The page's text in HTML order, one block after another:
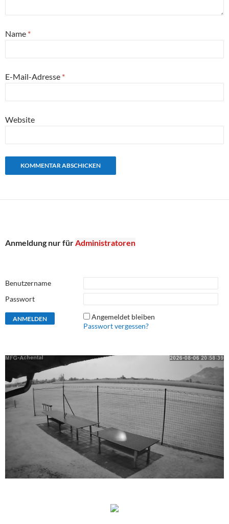
Name *
E-Mail-Adresse *
Website
Anmeldung nur fürAdministratoren
Benutzername
Passwort
Angemeldet bleiben
Passwort vergessen?